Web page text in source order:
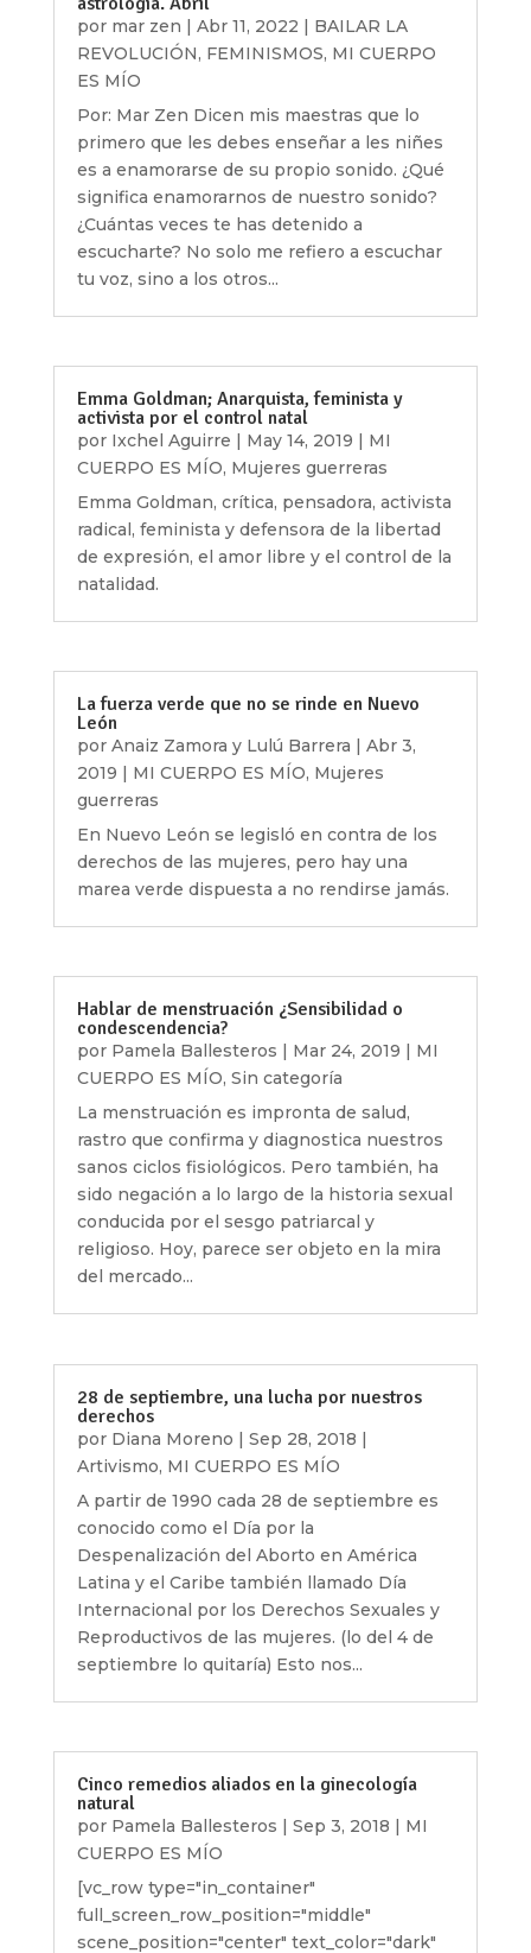
por mar zen | Abr 11, 2022 | BAILAR LA
REVOLUCIÓN, FEMINISMOS, MI CUERPO
ES MÍO
Por: Mar Zen Dicen mis maestras que lo
primero que les debes enseñar a les niñes
es a enamorarse de su propio sonido. ¿Qué
significa enamorarnos de nuestro sonido?
¿Cuántas veces te has detenido a
escucharte? No solo me refiero a escuchar
tu voz, sino a los otros...
Emma Goldman; Anarquista, feminista y
activista por el control natal
por Ixchel Aguirre | May 14, 2019 | MI
CUERPO ES MÍO, Mujeres guerreras
Emma Goldman, crítica, pensadora, activista
radical, feminista y defensora de la libertad
de expresión, el amor libre y el control de la
natalidad.
La fuerza verde que no se rinde en Nuevo
León
por Anaiz Zamora y Lulú Barrera | Abr 3,
2019 | MI CUERPO ES MÍO, Mujeres
guerreras
En Nuevo León se legisló en contra de los
derechos de las mujeres, pero hay una
marea verde dispuesta a no rendirse jamás.
Hablar de menstruación ¿Sensibilidad o
condescendencia?
por Pamela Ballesteros Mar 24, 2019
MI
CUERPO ES MÍO, Sin categoría
La menstruación es impronta de salud,
rastro que confirma y diagnostica nuestros
sanos ciclos fisiológicos. Pero también, ha
sido negación a lo largo de la historia sexual
conducida por el sesgo patriarcal y
religioso. Hoy, parece ser objeto en la mira
del mercado...
28 de septiembre, una lucha por nuestros
derechos
por Diana Moreno | Sep 28, 2018 |
Artivismo, MI CUERPO ES MÍO
A partir de 1990 cada 28 de septiembre es
conocido como el Día por la
Despenalización del Aborto en América
Latina y el Caribe también llamado Día
Internacional por los Derechos Sexuales y
Reproductivos de las mujeres. (lo del 4 de
septiembre lo quitaría) Esto nos...
Cinco remedios aliados en la ginecología
natural
por Pamela Ballesteros | Sep 3, 2018 | MI
CUERPO ES MÍO
[vc_row type="in_container"
full_screen_row_position="middle"
scene_position="center" text_color="dark"